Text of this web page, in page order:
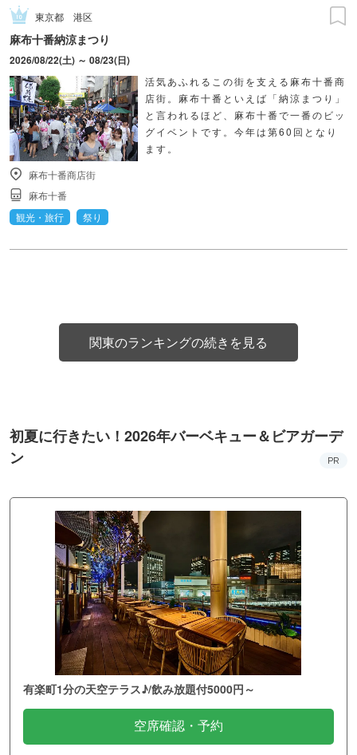
東京都 港区
麻布十番納涼まつり
2026/08/22(土) ～ 08/23(日)
活気あふれるこの街を支える麻布十番商
店街。麻布十番といえば「納涼まつり」
と言われるほど、麻布十番で一番のビッ
グイベントです。今年は第60回となり
ます。
麻布十番商店街
麻布十番
観光・旅行
祭り
関東のランキングの続きを見る
初夏に行きたい！2026年バーベキュー＆ビアガーデ
ン
PR
有楽町1分の天空テラス♪/飲み放題付5000円～
空席確認・予約